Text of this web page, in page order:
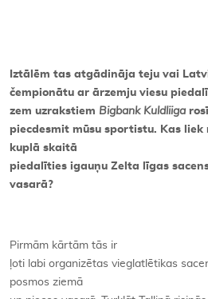
Kontakti
Iztālēm tas atgādināja teju vai
čempionātu ar ārzemju viesu
zem uzrakstiem Bigbank Kuldliiga
piecdesmit mūsu sportistu. Kas
kuplā skaitā
piedalīties igauņu Zelta līgas
vasarā?
Pirmām kārtām tās ir
ļoti labi organizētas vieglatlētikas
posmos ziemā